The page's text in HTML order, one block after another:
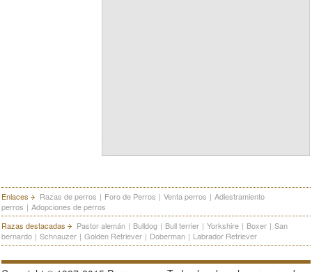
Enlaces Razas de perros | Foro de Perros | Venta perros | Adiestramiento
perros | Adopciones de perros
Razas destacadas
Pastor alemán | Bulldog | Bull terrier | Yorkshire | Boxer | San
bernardo | Schnauzer | Golden Retriever | Doberman | Labrador Retriever